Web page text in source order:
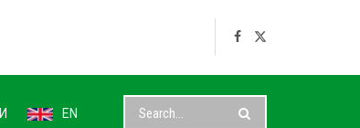
EN